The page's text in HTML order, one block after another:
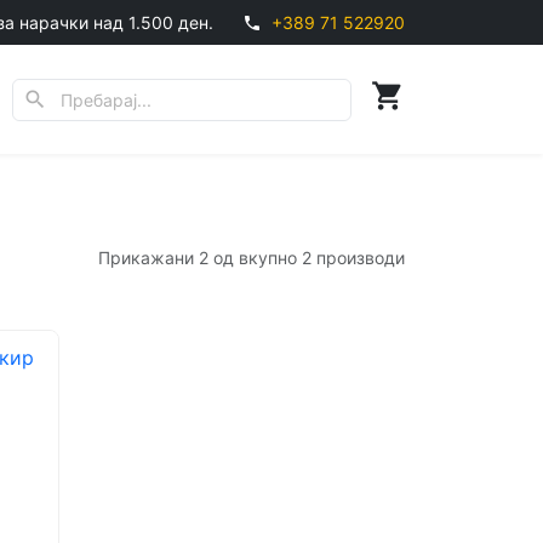
нарачки над 1.500 ден. phone +389 71 522920
search shopping_cart
Прикажани 2 од вкупно 2 производи